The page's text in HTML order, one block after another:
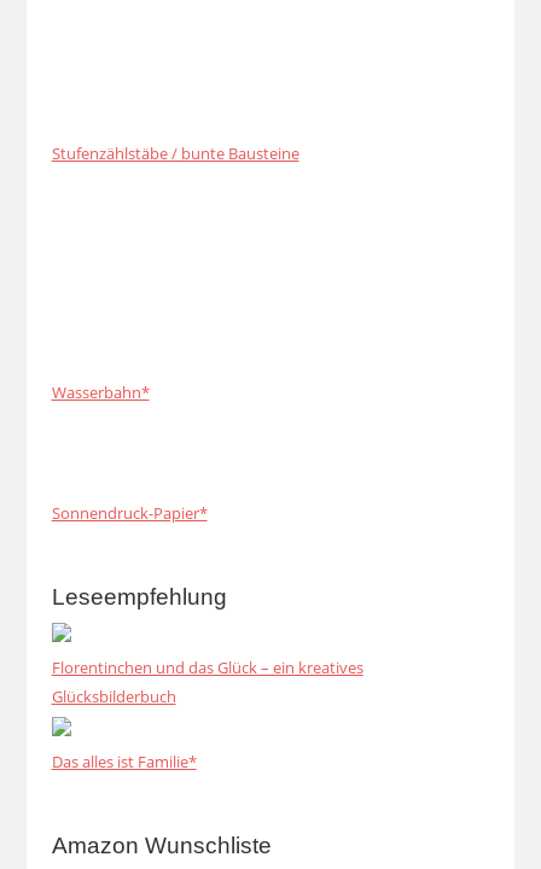
Stufenzählstäbe / bunte Bausteine
Wasserbahn*
Sonnendruck-Papier*
Leseempfehlung
Florentinchen und das Glück – ein kreatives
Glücksbilderbuch
Das alles ist Familie*
Amazon Wunschliste